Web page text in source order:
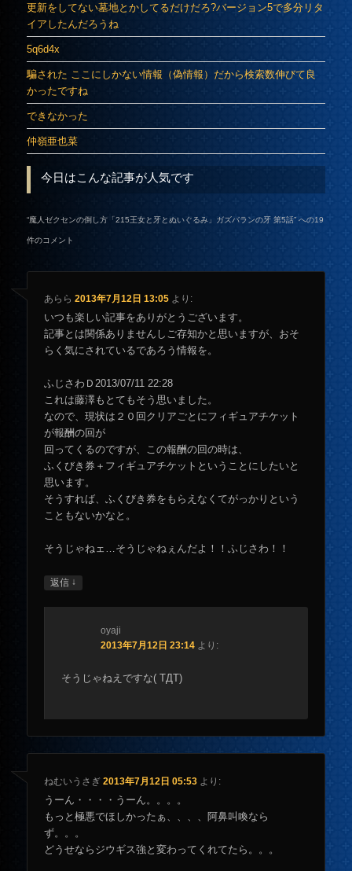
更新をしてない墓地とかしてるだけだろ?バージョン5で多分リタ
イアしたんだろうね
5q6d4x
騙された ここにしかない情報（偽情報）だから検索数伸びて良
かったですね
できなかった
仲嶺亜也菜
今日はこんな記事が人気です
“魔人ゼクセンの倒し方「215王女と牙とぬいぐるみ」ガズバランの牙 第5話” への19
件のコメント
あらら 2013年7月12日 13:05 より:
いつも楽しい記事をありがとうございます。
記事とは関係ありませんしご存知かと思いますが、おそ
らく気にされているであろう情報を。
ふじさわＤ2013/07/11 22:28
これは藤澤もとてもそう思いました。
なので、現状は２０回クリアごとにフィギュアチケット
が報酬の回が
回ってくるのですが、この報酬の回の時は、
ふくびき券＋フィギュアチケットということにしたいと
思います。
そうすれば、ふくびき券をもらえなくてがっかりという
こともないかなと。
そうじゃねェ…そうじゃねぇんだよ！！ふじさわ！！
返信 ↓
oyaji
2013年7月12日 23:14 より:
そうじゃねえですな( TДT)
ねむいうさぎ 2013年7月12日 05:53 より:
うーん・・・・うーん。。。。
もっと極悪でほしかったぁ、、、、阿鼻叫喚なら
ず。。。
どうせならジウギス強と変わってくれてたら。。。